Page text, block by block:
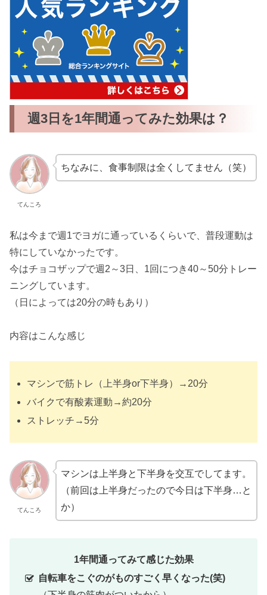
週3日を1年間通ってみた効果は？
てんころ
ちなみに、食事制限は全くしてません（笑）
私は今まで週1でヨガに通っているくらいで、普段運動は
特にしていなかったです。
今はチョコザップで週2～3日、1回につき40～50分トレー
ニングしています。
（日によっては20分の時もあり）
内容はこんな感じ
マシンで筋トレ（上半身or下半身）→20分
バイクで有酸素運動→約20分
ストレッチ→5分
てんころ
マシンは上半身と下半身を交互でしてます。
（前回は上半身だったので今日は下半身…と
か）
1年間通ってみて感じた効果
自転車をこぐのがものすごく早くなった(笑)